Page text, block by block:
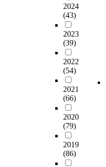
2024
(43)
2023
(39)
2022
(54)
2021
(66)
2020
(79)
2019
(86)